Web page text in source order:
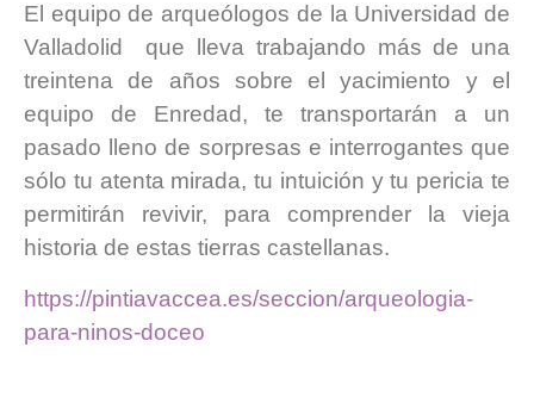
El equipo de arqueólogos de la Universidad de
Valladolid que lleva trabajando más de una
treintena de años sobre el yacimiento y el
equipo de Enredad, te transportarán a un
pasado lleno de sorpresas e interrogantes que
sólo tu atenta mirada, tu intuición y tu pericia te
permitirán revivir, para comprender la vieja
historia de estas tierras castellanas.
https://pintiavaccea.es/seccion/arqueologia-
para-ninos-doceo